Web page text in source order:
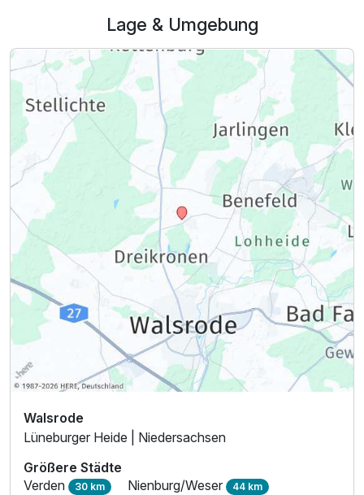
Lage & Umgebung
Walsrode
Lüneburger Heide | Niedersachsen
Größere Städte
Verden 30 km Nienburg/Weser 44 km